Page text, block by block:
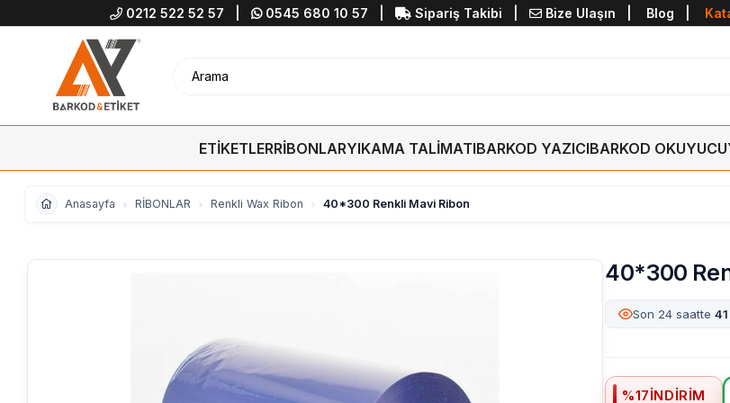
0212 522 52 57 0545 680 10 57 Sipariş Takibi Bize Ulaşın Blog
ETİKETLERRİBONLARYIKAMA TALİMATIBARKOD YAZICIBARKOD OKUYUCU
Anasayfa RİBONLAR Renkli Wax Ribon 40*300 Renkli Mavi Ribon
40*300
Son 24 saatte 41
%17İNDIRIM